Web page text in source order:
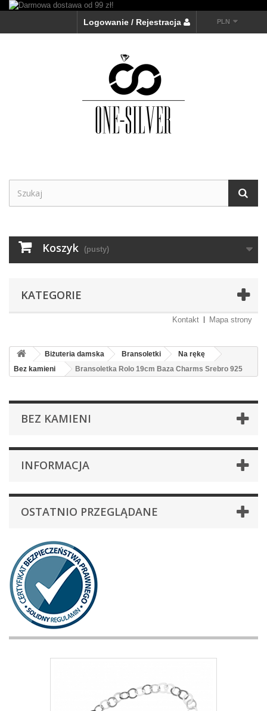
PLN
Logowanie / Rejestracja
Koszyk (pusty)
KATEGORIE
Kontakt Mapa strony
Biżuteria damska Bransoletki
Na rękę
Bez kamieni
Bransoletka Rolo 19cm Baza Charms Srebro 925
BEZ KAMIENI
INFORMACJA
OSTATNIO PRZEGLĄDANE